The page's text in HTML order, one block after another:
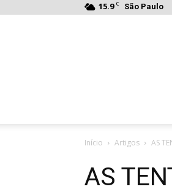
15.9 C São Paulo
Início Artigos AS
AS